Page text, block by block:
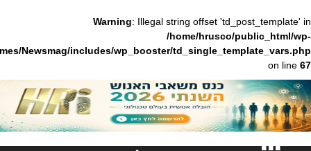
Warning: Illegal string offset
/home/hrusco/
content/themes/Newsmag/includes/wp_booster/